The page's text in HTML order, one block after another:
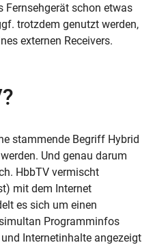
Fernsehgerät schon etwas
trotzdem genutzt werden,
externen Receivers.
stammende Begriff Hybrid
Und genau darum
HbbTV vermischt
mit dem Internet
es sich um einen
Programminfos
Internetinhalte angezeigt